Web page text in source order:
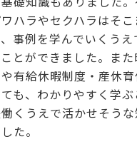
ハラやセクハラはそ
事例を学んでいくう
とができました。ま
有給休暇制度・産休
も、わかりやすく学
くうえで活かせそう
た。